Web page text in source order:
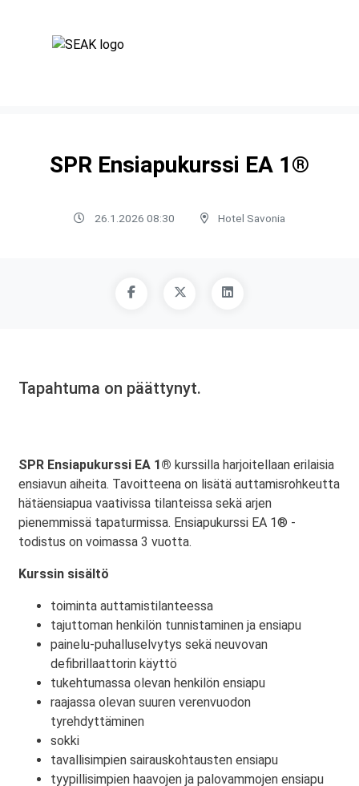
SPR Ensiapukurssi EA 1®
26.1.2026 08:30 Hotel Savonia
Tapahtuma on päättynyt.
SPR Ensiapukurssi EA 1® kurssilla harjoitellaan erilaisia
ensiavun aiheita. Tavoitteena on lisätä auttamisrohkeutta
hätäensiapua vaativissa tilanteissa sekä arjen
pienemmissä tapaturmissa. Ensiapukurssi EA 1® -
todistus on voimassa 3 vuotta.
Kurssin sisältö
toiminta auttamistilanteessa
tajuttoman henkilön tunnistaminen ja ensiapu
painelu-puhalluselvytys sekä neuvovan
defibrillaattorin käyttö
tukehtumassa olevan henkilön ensiapu
raajassa olevan suuren verenvuodon
tyrehdyttäminen
sokki
tavallisimpien sairauskohtausten ensiapu
tyypillisimpien haavojen ja palovammojen ensiapu